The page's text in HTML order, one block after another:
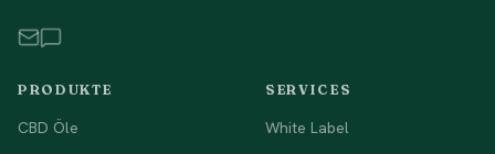
PRODUKTE
CBD Öle
SERVICES
White Label